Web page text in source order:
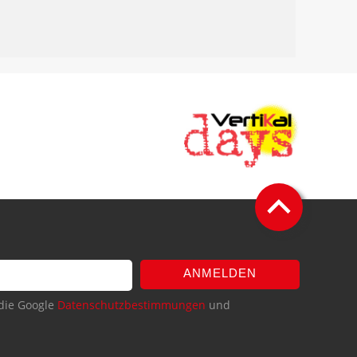
ANMELDEN
Google Datenschutzbestimmungen und